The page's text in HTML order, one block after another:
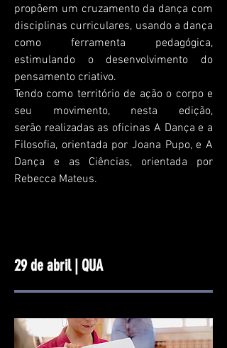
propõem um cruzamento da dança com
disciplinas curriculares, usando a dança
como ferramenta pedagógica,
estimulando o desenvolvimento do
pensamento criativo.
Tendo como território de ação o corpo e
seu movimento, nesta edição,
serão realizadas as oficinas A Dança e a
Filosofia, orientada por Joana Pupo, e A
Dança e as Ciências, orientada por
Rebecca Mateus.
29 de abril | QUA